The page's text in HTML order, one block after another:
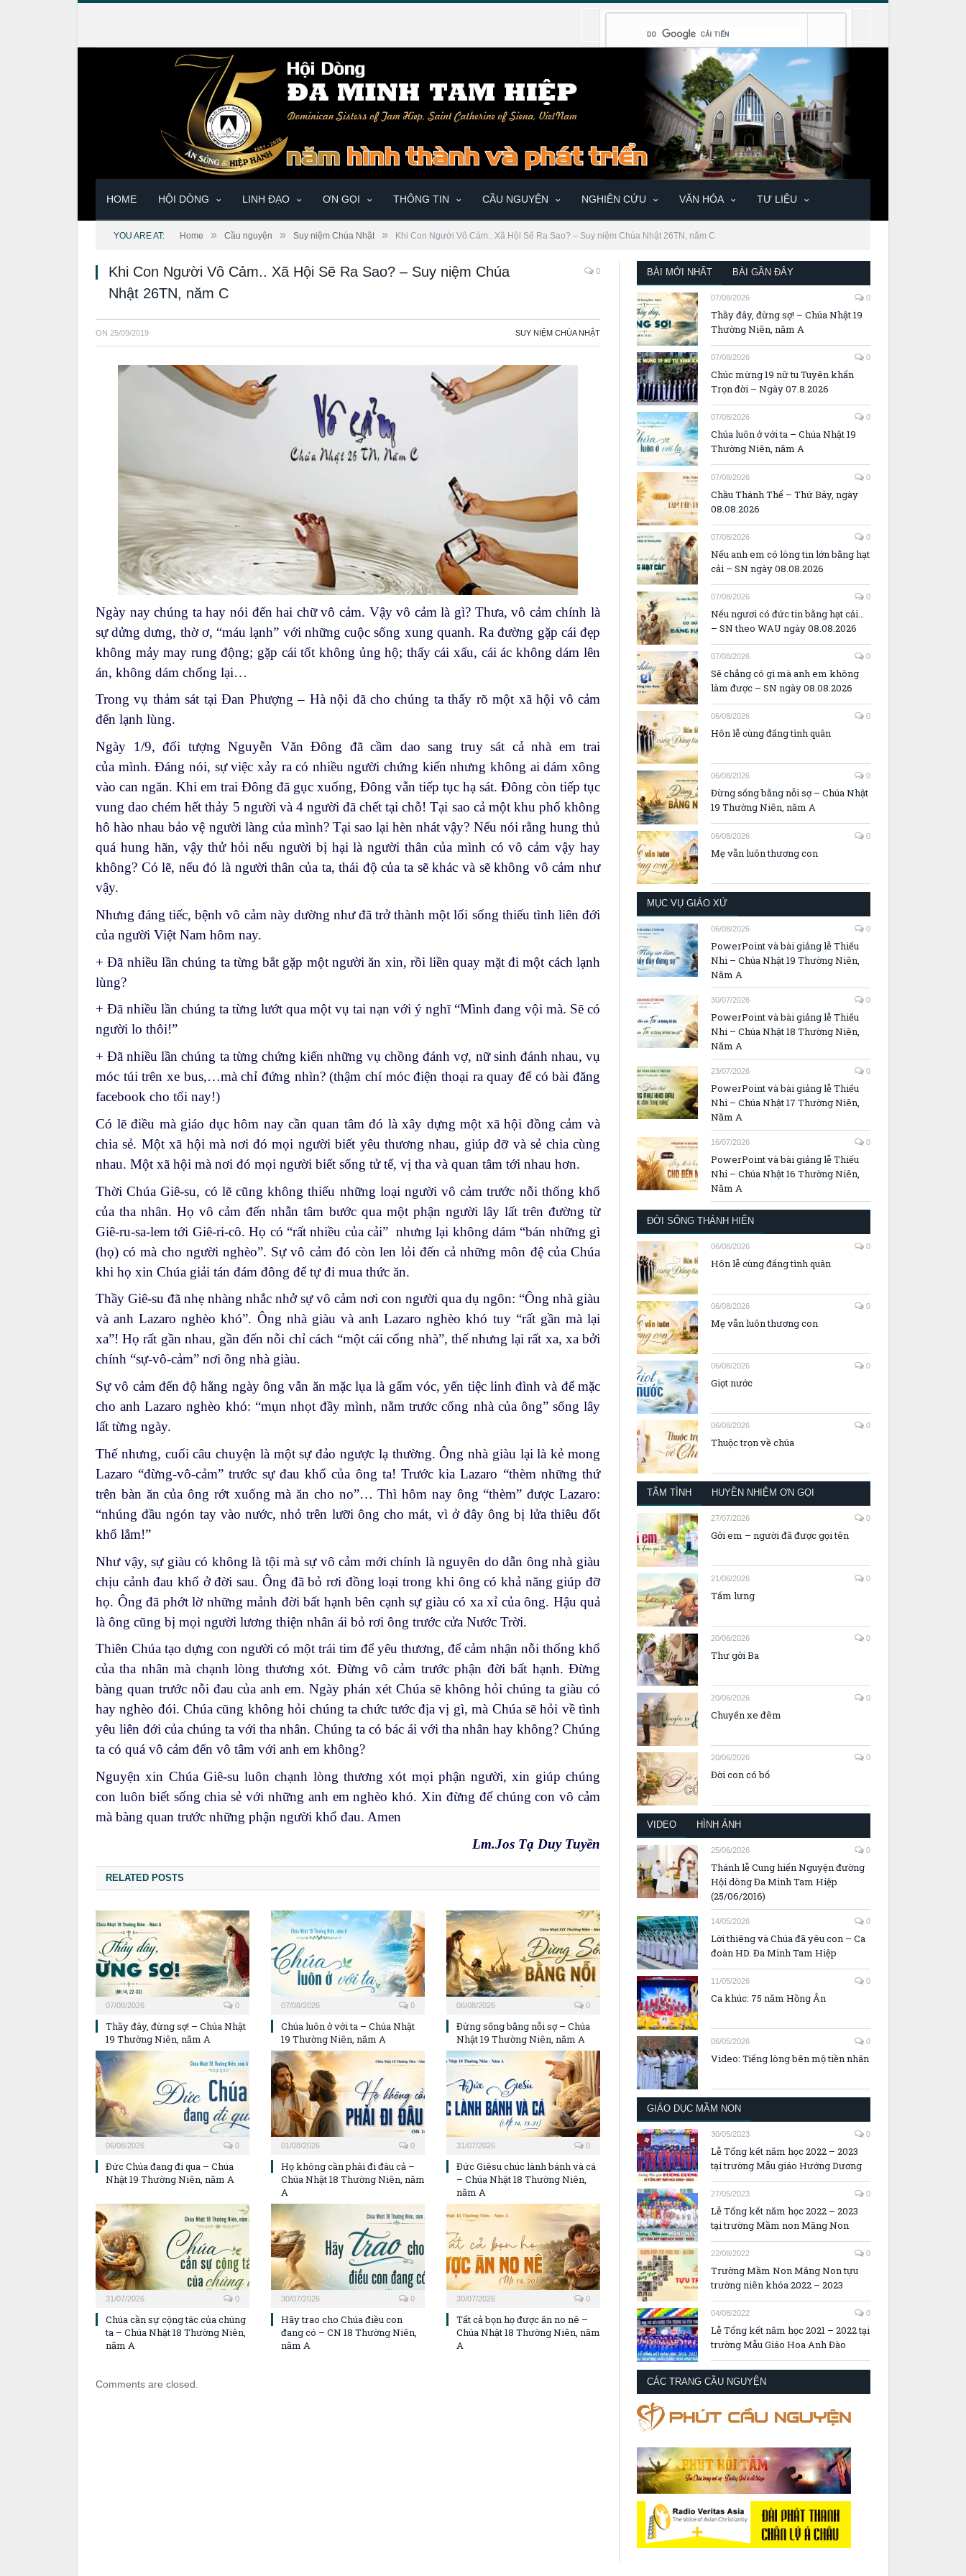
HOME HỘI DÒNG LINH ĐẠO ƠN GỌI THÔNG TIN CẦU NGUYỆN NGHIÊN CỨU VĂN HÓA TƯ LIỆU
YOU ARE AT: Home » Cầu nguyện » Suy niệm Chúa Nhật » Khi Con Người Vô Cảm.. Xã Hội Sẽ Ra Sao? – Suy niệm Chúa Nhật 26TN, năm C
Khi Con Người Vô Cảm.. Xã Hội Sẽ Ra Sao? – Suy niệm Chúa
Nhật 26TN, năm C
0
ON 25/09/2019 SUY NIỆM CHÚA NHẬT
Ngày nay chúng ta hay nói đến hai chữ vô cảm. Vậy vô cảm là gì? Thưa, vô cảm chính là
sự dửng dưng, thờ ơ, “máu lạnh” với những cuộc sống xung quanh. Ra đường gặp cái đẹp
không mảy may rung động; gặp cái tốt không ủng hộ; thấy cái xấu, cái ác không dám lên
án, không dám chống lại…
Trong vụ thảm sát tại Đan Phượng – Hà nội đã cho chúng ta thấy rõ một xã hội vô cảm
đến lạnh lùng.
Ngày 1/9, đối tượng Nguyễn Văn Đông đã cầm dao sang truy sát cả nhà em trai
của mình. Đáng nói, sự việc xảy ra có nhiều người chứng kiến nhưng không ai dám xông
vào can ngăn. Khi em trai Đông đã gục xuống, Đông vẫn tiếp tục hạ sát. Đông còn tiếp tục
vung dao chém hết thảy 5 người và 4 người đã chết tại chỗ! Tại sao cả một khu phố không
hô hào nhau bảo vệ người làng của mình? Tại sao lại hèn nhát vậy? Nếu nói rằng hung thủ
quá hung hãn, vậy thử hỏi nếu người bị hại là người thân của mình có vô cảm vậy hay
không? Có lẽ, nếu đó là người thân của ta, thái độ của ta sẽ khác và sẽ không vô cảm như
vậy.
Nhưng đáng tiếc, bệnh vô cảm này dường như đã trở thành một lối sống thiếu tình liên đới
của người Việt Nam hôm nay.
+ Đã nhiều lần chúng ta từng bắt gặp một người ăn xin, rồi liền quay mặt đi một cách lạnh
lùng?
+ Đã nhiều lần chúng ta từng lướt qua một vụ tai nạn với ý nghĩ “Mình đang vội mà. Sẽ có
người lo thôi!”
+ Đã nhiều lần chúng ta từng chứng kiến những vụ chồng đánh vợ, nữ sinh đánh nhau, vụ
móc túi trên xe bus,…mà chỉ đứng nhìn? (thậm chí móc điện thoại ra quay để có bài đăng
facebook cho tối nay!)
Có lẽ điều mà giáo dục hôm nay cần quan tâm đó là xây dựng một xã hội đồng cảm và
chia sẻ. Một xã hội mà nơi đó mọi người biết yêu thương nhau, giúp đỡ và sẻ chia cùng
nhau. Một xã hội mà nơi đó mọi người biết sống tử tế, vị tha và quan tâm tới nhau hơn.
Thời Chúa Giê-su, có lẽ cũng không thiếu những loại người vô cảm trước nỗi thống khổ
của tha nhân. Họ vô cảm đến nhẫn tâm bước qua một phận người lây lất trên đường từ
Giê-ru-sa-lem tới Giê-ri-cô. Họ có “rất nhiều của cải” nhưng lại không dám “bán những gì
(họ) có mà cho người nghèo”. Sự vô cảm đó còn len lỏi đến cả những môn đệ của Chúa
khi họ xin Chúa giải tán đám đông để tự đi mua thức ăn.
Thầy Giê-su đã nhẹ nhàng nhắc nhở sự vô cảm nơi con người qua dụ ngôn: “Ông nhà giàu
và anh Lazaro nghèo khó”. Ông nhà giàu và anh Lazaro nghèo khó tuy “rất gần mà lại
xa”! Họ rất gần nhau, gần đến nỗi chỉ cách “một cái cổng nhà”, thế nhưng lại rất xa, xa bởi
chính “sự-vô-cảm” nơi ông nhà giàu.
Sự vô cảm đến độ hằng ngày ông vẫn ăn mặc lụa là gấm vóc, yến tiệc linh đình và để mặc
cho anh Lazaro nghèo khó: “mụn nhọt đầy mình, nằm trước cổng nhà của ông” sống lây
lất từng ngày.
Thế nhưng, cuối câu chuyện là một sự đảo ngược lạ thường. Ông nhà giàu lại là kẻ mong
Lazaro “đừng-vô-cảm” trước sự đau khổ của ông ta! Trước kia Lazaro “thèm những thứ
trên bàn ăn của ông rớt xuống mà ăn cho no”… Thì hôm nay ông “thèm” được Lazaro:
“nhúng đầu ngón tay vào nước, nhỏ trên lưỡi ông cho mát, vì ở đây ông bị lửa thiêu đốt
khổ lắm!”
Như vậy, sự giàu có không là tội mà sự vô cảm mới chính là nguyên do dẫn ông nhà giàu
chịu cảnh đau khổ ở đời sau. Ông đã bỏ rơi đồng loại trong khi ông có khả năng giúp đỡ
họ. Ông đã phớt lờ những mảnh đời bất hạnh bên cạnh sự giàu có xa xỉ của ông. Hậu quả
là ông cũng bị mọi người lương thiện nhân ái bỏ rơi ông trước cửa Nước Trời.
Thiên Chúa tạo dựng con người có một trái tim để yêu thương, để cảm nhận nỗi thống khổ
của tha nhân mà chạnh lòng thương xót. Đừng vô cảm trước phận đời bất hạnh. Đừng
bàng quan trước nỗi đau của anh em. Ngày phán xét Chúa sẽ không hỏi chúng ta giàu có
hay nghèo đói. Chúa cũng không hỏi chúng ta chức tước địa vị gì, mà Chúa sẽ hỏi về tình
yêu liên đới của chúng ta với tha nhân. Chúng ta có bác ái với tha nhân hay không? Chúng
ta có quá vô cảm đến vô tâm với anh em không?
Nguyện xin Chúa Giê-su luôn chạnh lòng thương xót mọi phận người, xin giúp chúng
con luôn biết sống chia sẻ với những anh em nghèo khó. Xin đừng để chúng con vô cảm
mà bàng quan trước những phận người khổ đau. Amen
Lm.Jos Tạ Duy Tuyền
RELATED POSTS
07/08/2026 0
Thầy đây, đừng sợ! – Chúa Nhật
19 Thường Niên, năm A
07/08/2026 0
Chúa luôn ở với ta – Chúa Nhật
19 Thường Niên, năm A
06/08/2026 0
Đừng sống bằng nỗi sợ – Chúa
Nhật 19 Thường Niên, năm A
06/08/2026 0
Đức Chúa đang đi qua – Chúa
Nhật 19 Thường Niên, năm A
01/08/2026 0
Họ không cần phải đi đâu cả –
Chúa Nhật 18 Thường Niên, năm
A
31/07/2026 0
Đức Giêsu chúc lành bánh và cá
– Chúa Nhật 18 Thường Niên,
năm A
31/07/2026 0
Chúa cần sự cộng tác của chúng
ta – Chúa Nhật 18 Thường Niên,
năm A
30/07/2026 0
Hãy trao cho Chúa điều con
đang có – CN 18 Thường Niên,
năm A
30/07/2026 0
Tất cả bọn họ được ăn no nê –
Chúa Nhật 18 Thường Niên, năm
A
Comments are closed.
BÀI MỚI NHẤT BÀI GẦN ĐÂY
07/08/2026 0
Thầy đây, đừng sợ! – Chúa Nhật 19
Thường Niên, năm A
07/08/2026 0
Chúc mừng 19 nữ tu Tuyên khấn
Trọn đời – Ngày 07.8.2026
07/08/2026 0
Chúa luôn ở với ta – Chúa Nhật 19
Thường Niên, năm A
07/08/2026 0
Chầu Thánh Thể – Thứ Bảy, ngày
08.08.2026
07/08/2026 0
Nếu anh em có lòng tin lớn bằng hạt
cải – SN ngày 08.08.2026
07/08/2026 0
Nếu ngươi có đức tin bằng hạt cải…
– SN theo WAU ngày 08.08.2026
07/08/2026 0
Sẽ chẳng có gì mà anh em không
làm được – SN ngày 08.08.2026
06/08/2026 0
Hôn lễ cùng đấng tình quân
06/08/2026 0
Đừng sống bằng nỗi sợ – Chúa Nhật
19 Thường Niên, năm A
06/08/2026 0
Mẹ vẫn luôn thương con
MỤC VỤ GIÁO XỨ
06/08/2026 0
PowerPoint và bài giảng lễ Thiếu
Nhi – Chúa Nhật 19 Thường Niên,
Năm A
30/07/2026 0
PowerPoint và bài giảng lễ Thiếu
Nhi – Chúa Nhật 18 Thường Niên,
Năm A
23/07/2026 0
PowerPoint và bài giảng lễ Thiếu
Nhi – Chúa Nhật 17 Thường Niên,
Năm A
16/07/2026 0
PowerPoint và bài giảng lễ Thiếu
Nhi – Chúa Nhật 16 Thường Niên,
Năm A
ĐỜI SỐNG THÁNH HIẾN
06/08/2026 0
Hôn lễ cùng đấng tình quân
06/08/2026 0
Mẹ vẫn luôn thương con
06/08/2026 0
Giọt nước
06/08/2026 0
Thuộc trọn về chúa
TÂM TÌNH HUYỀN NHIỆM ƠN GỌI
27/07/2026 0
Gởi em – người đã được gọi tên
21/06/2026 0
Tấm lưng
20/06/2026 0
Thư gởi Ba
20/06/2026 0
Chuyến xe đêm
20/06/2026 0
Đời con có bố
VIDEO HÌNH ẢNH
25/06/2026 0
Thánh lễ Cung hiến Nguyện đường
Hội dòng Đa Minh Tam Hiệp
(25/06/2016)
14/05/2026 0
Lời thiêng và Chúa đã yêu con – Ca
đoàn HD. Đa Minh Tam Hiệp
11/05/2026 0
Ca khúc: 75 năm Hồng Ân
06/05/2026 0
Video: Tiếng lòng bên mộ tiền nhân
GIÁO DỤC MẦM NON
30/05/2023 0
Lễ Tổng kết năm học 2022 – 2023
tại trường Mẫu giáo Hướng Dương
27/05/2023 0
Lễ Tổng kết năm học 2022 – 2023
tại trường Mầm non Măng Non
22/08/2022 0
Trường Mầm Non Măng Non tựu
trường niên khóa 2022 – 2023
04/08/2022 0
Lễ Tổng kết năm học 2021 – 2022 tại
trường Mẫu Giáo Hoa Anh Đào
CÁC TRANG CẦU NGUYỆN